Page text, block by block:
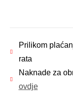
Prilikom
rata
Naknade za
ovdje